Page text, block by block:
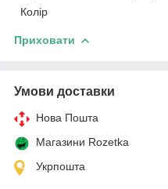
Колір
Приховати
Умови доставки
Нова Пошта
Магазини Rozetka
Укрпошта